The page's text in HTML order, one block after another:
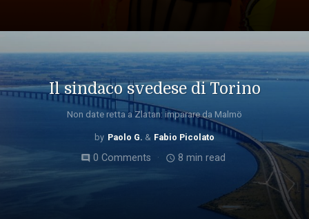
Il sindaco svedese di Torino
Non date retta a Zlatan: imparare da Malmö
Paolo G. Fabio Picolato
comment0 Comments access_time 8 min read